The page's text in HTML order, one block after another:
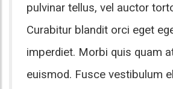
pulvinar tellus, vel auctor
Curabitur blandit orci eget
imperdiet. Morbi quis quam
euismod. Fusce vestibulum